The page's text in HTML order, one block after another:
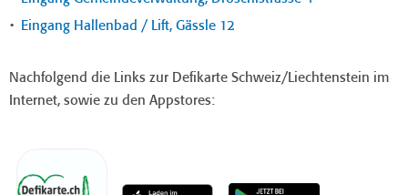
Eingang Hallenbad / Lift, Gässle 12
Nachfolgend die Links zur Defikarte Schweiz/Liechtenstein im
Internet, sowie zu den Appstores: